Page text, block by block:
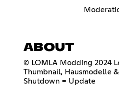
ABOUT
© LOMLA Modding 2024
Thumbnail, Hausmodelle
Shutdown = Update